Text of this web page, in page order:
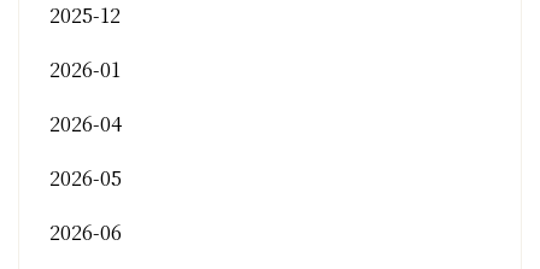
2025-12
2026-01
2026-04
2026-05
2026-06